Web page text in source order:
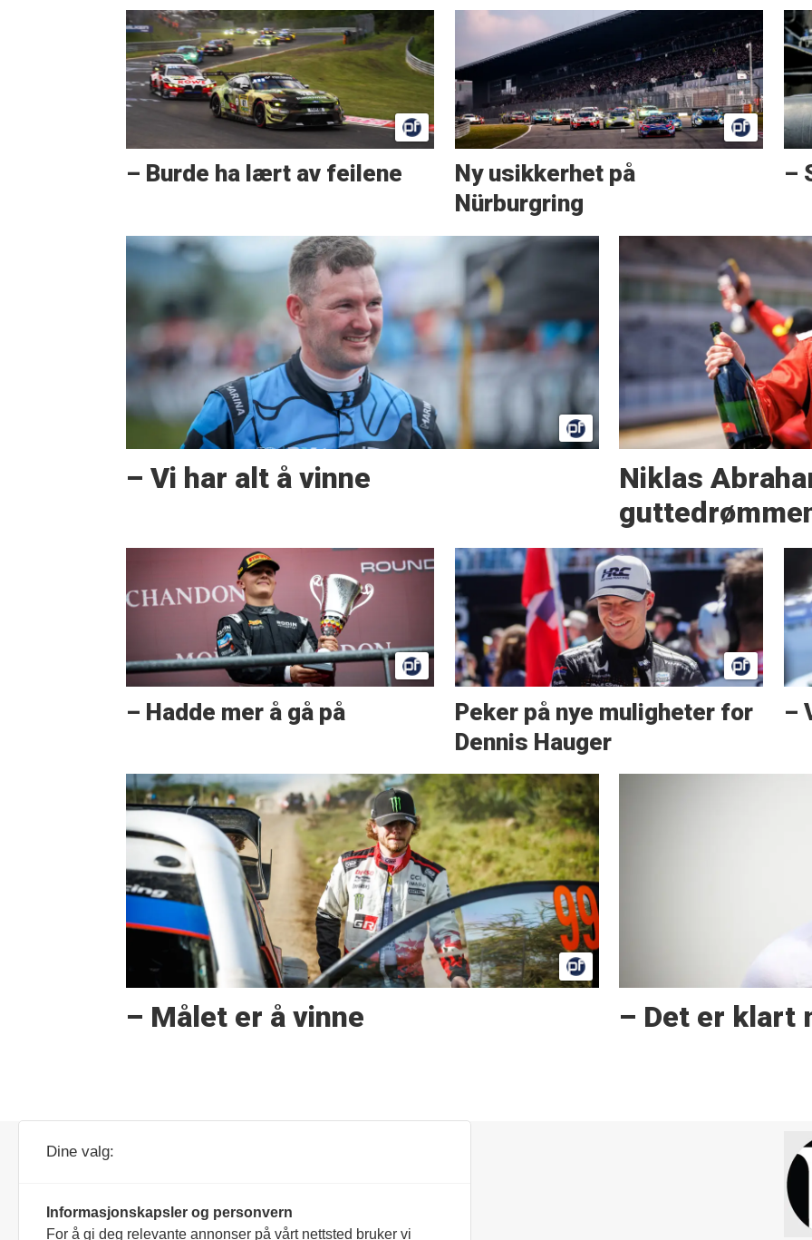
– Burde ha lært av feilene
Ny usikkerhet på
Nürburgring
–
– Vi har alt å vinne
Niklas
– Hadde mer å gå på
Peker på nye muligheter for
Dennis Hauger
–
– Målet er å vinne – Det er klart
3267 Larvik
Dine valg:
Informasjonskapsler og personvern
For å gi deg relevante annonser på vårt nettsted bruker vi